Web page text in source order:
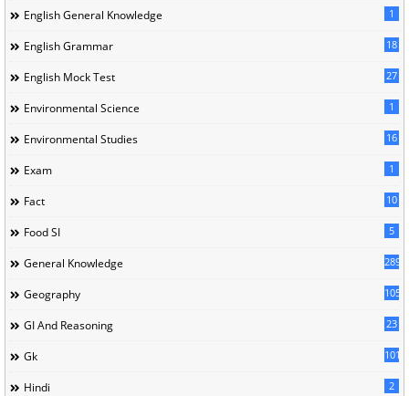
English General Knowledge 1
English Grammar 18
English Mock Test 27
Environmental Science 1
Environmental Studies 16
Exam 1
Fact 10
Food SI 5
General Knowledge 289
Geography 105
GI And Reasoning 23
Gk 101
Hindi 2